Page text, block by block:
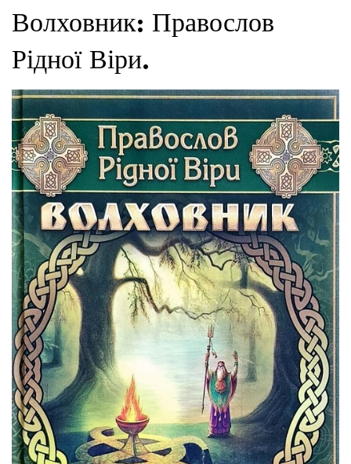
Волховник: Правослов
Рідної Віри.